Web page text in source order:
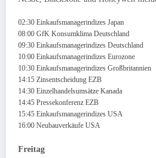
02:30 Einkaufsmanagerindizes Japan
08:00 GfK Konsumklima Deutschland
09:30 Einkaufsmanagerindizes Deutschland
10:00 Einkaufsmanagerindizes Eurozone
10:30 Einkaufsmanagerindizes Großbritannien
14:15 Zinsentscheidung EZB
14:30 Einzelhandelsumsätze Kanada
14:45 Pressekonferenz EZB
15:45 Einkaufsmanagerindizes USA
16:00 Neubauverkäufe USA
Freitag